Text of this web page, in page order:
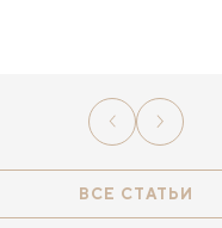
ВСЕ СТАТЬИ